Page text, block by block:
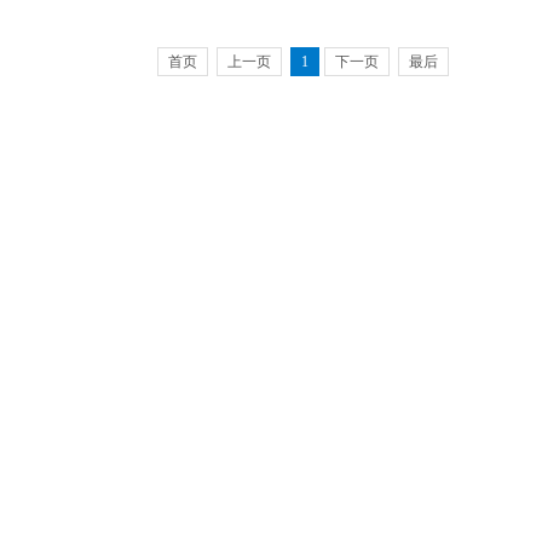
首页 上一页 1 下一页 最后